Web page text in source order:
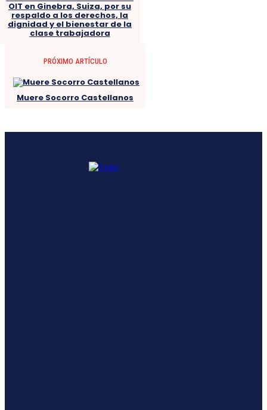
OIT en Ginebra, Suiza, por su
respaldo a los derechos, la
dignidad y el bienestar de la
clase trabajadora
PRÓXIMO ARTÍCULO
Muere Socorro Castellanos